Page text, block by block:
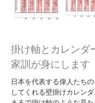
掛け軸とカレンダ
家訓が身にします
日本を代表する偉人たち
してくれる壁掛けカレンダ